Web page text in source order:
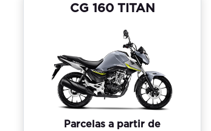
CG 160 TITAN
Parcelas a partir de